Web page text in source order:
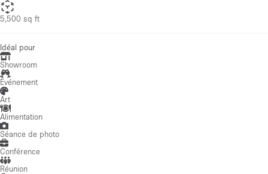
5,500 sq ft
Idéal pour
Showroom
Événement
Art
Alimentation
Séance de photo
Conférence
Réunion